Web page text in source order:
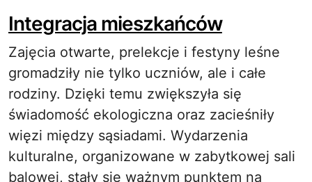
Integracja mieszkańców
Zajęcia otwarte, prelekcje i festyny leśne
gromadziły nie tylko uczniów, ale i całe
rodziny. Dzięki temu zwiększyła się
świadomość ekologiczna oraz zacieśniły
więzi między sąsiadami. Wydarzenia
kulturalne, organizowane w zabytkowej sali
balowej, stały się ważnym punktem na